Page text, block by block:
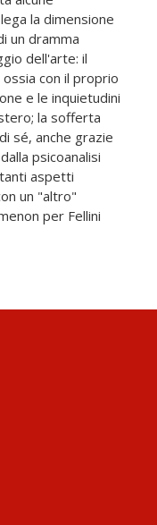
la dimensione
un dramma
dell'arte: il
con il proprio
e le inquietudini
la sofferta
sé, anche grazie
psicoanalisi
aspetti
un "altro"
per Fellini